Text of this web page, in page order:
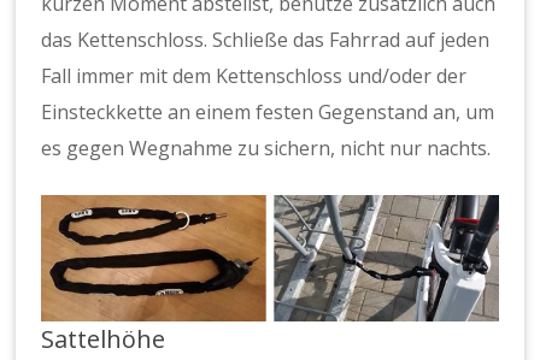
das Kettenschloss. Schließe das Fahrrad auf jeden
Fall immer mit dem Kettenschloss und/oder der
Einsteckkette an einem festen Gegenstand an, um
es gegen Wegnahme zu sichern, nicht nur nachts.
Sattelhöhe